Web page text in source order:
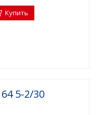
Купить
5-2/30